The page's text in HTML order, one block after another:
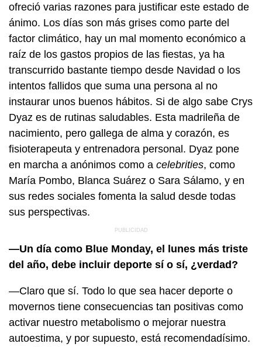
ofreció varias razones para justificar este estado de
ánimo. Los días son más grises como parte del
factor climático, hay un mal momento económico a
raíz de los gastos propios de las fiestas, ya ha
transcurrido bastante tiempo desde Navidad o los
intentos fallidos que suma una persona al no
instaurar unos buenos hábitos. Si de algo sabe Crys
Dyaz es de rutinas saludables. Esta madrileña de
nacimiento, pero gallega de alma y corazón, es
fisioterapeuta y entrenadora personal. Dyaz pone
en marcha a anónimos como a celebrities, como
María Pombo, Blanca Suárez o Sara Sálamo, y en
sus redes sociales fomenta la salud desde todas
sus perspectivas.
—Un día como Blue Monday, el lunes más triste
del año, debe incluir deporte sí o sí, ¿verdad?
—Claro que sí. Todo lo que sea hacer deporte o
movernos tiene consecuencias tan positivas como
activar nuestro metabolismo o mejorar nuestra
autoestima, y por supuesto, está recomendadísimo.